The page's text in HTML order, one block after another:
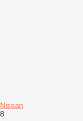
Nissan
8